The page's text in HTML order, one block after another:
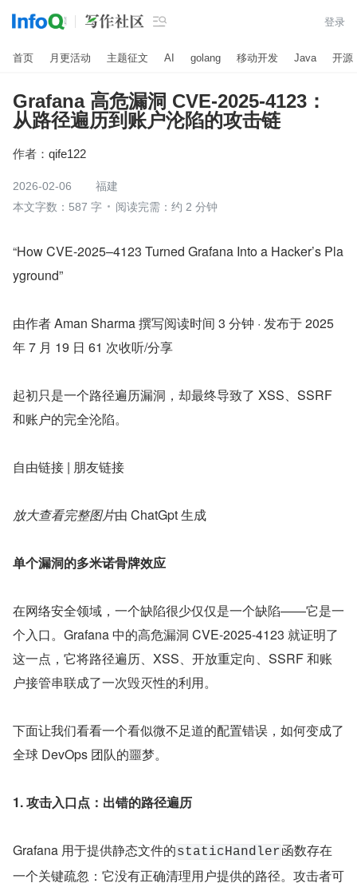
 登录
首页 月更活动 主题征文 AI golang 移动开发 Java 开源
Grafana 高危漏洞 CVE-2025-4123：
从路径遍历到账户沦陷的攻击链
作者： qife122
2026-02-06
福建
本文字数：587 字
阅读完需：约 2 分钟
“How CVE-2025–4123 Turned Grafana Into a Hacker’s Pla
yground”
由作者 Aman Sharma 撰写阅读时间 3 分钟 · 发布于 2025
年 7 月 19 日 61 次收听/分享
起初只是一个路径遍历漏洞，却最终导致了 XSS、SSRF
和账户的完全沦陷。
自由链接 | 朋友链接
放大查看完整图片由 ChatGpt 生成
单个漏洞的多米诺骨牌效应
在网络安全领域，一个缺陷很少仅仅是一个缺陷——它是一
个入口。Grafana 中的高危漏洞 CVE-2025-4123 就证明了
这一点，它将路径遍历、XSS、开放重定向、SSRF 和账
户接管串联成了一次毁灭性的利用。
下面让我们看看一个看似微不足道的配置错误，如何变成了
全球 DevOps 团队的噩梦。
1. 攻击入口点：出错的路径遍历
Grafana 用于提供静态文件的staticHandler函数存在
一个关键疏忽：它没有正确清理用户提供的路径。攻击者可